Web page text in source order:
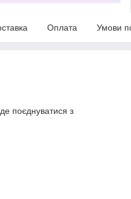
Оплата Умови
поєднуватися з